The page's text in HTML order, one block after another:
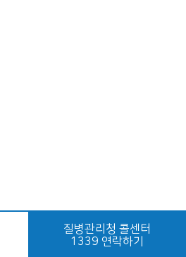
질병관리청 콜센터
1339 연락하기